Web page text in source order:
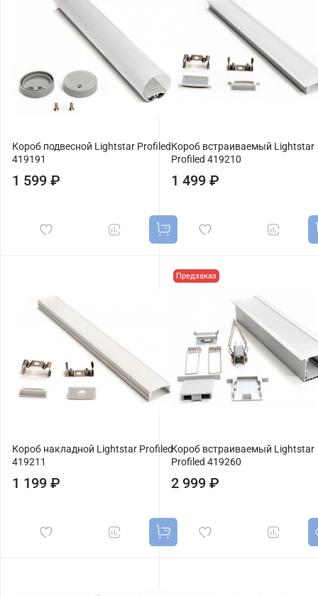
Короб подвесной Lightstar Profiled
419191
1 599 ₽
Короб встраиваемый Lightstar
Profiled 419210
1 499 ₽
Короб накладной Lightstar Profiled
419211
1 199 ₽
Предзаказ
Короб встраиваемый Lightstar
Profiled 419260
2 999 ₽